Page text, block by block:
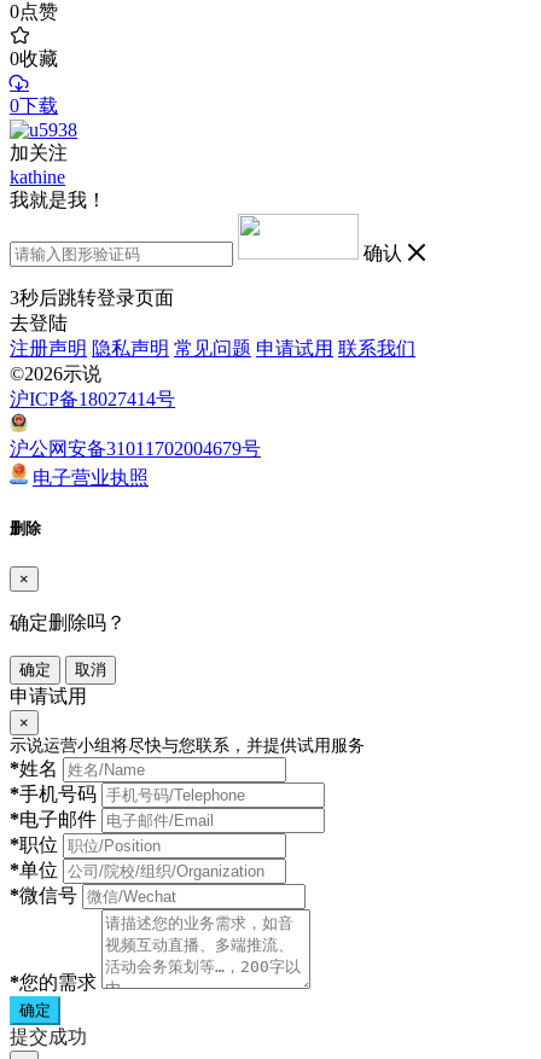
0点赞
0收藏
0下载
加关注
kathine
我就是我！
确认
3秒后跳转登录页面
去登陆
注册声明 隐私声明 常见问题 申请试用 联系我们
©2026示说
沪ICP备18027414号
沪公网安备31011702004679号
电子营业执照
删除
×
确定删除吗？
确定 取消
申请试用
×
示说运营小组将尽快与您联系，并提供试用服务
*姓名
*手机号码
*电子邮件
*职位
*单位
*微信号
*您的需求
确定
提交成功